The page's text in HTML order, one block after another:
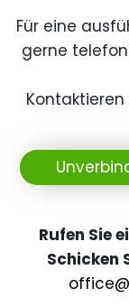
Für eine
gerne
Rufen Sie
Schicken